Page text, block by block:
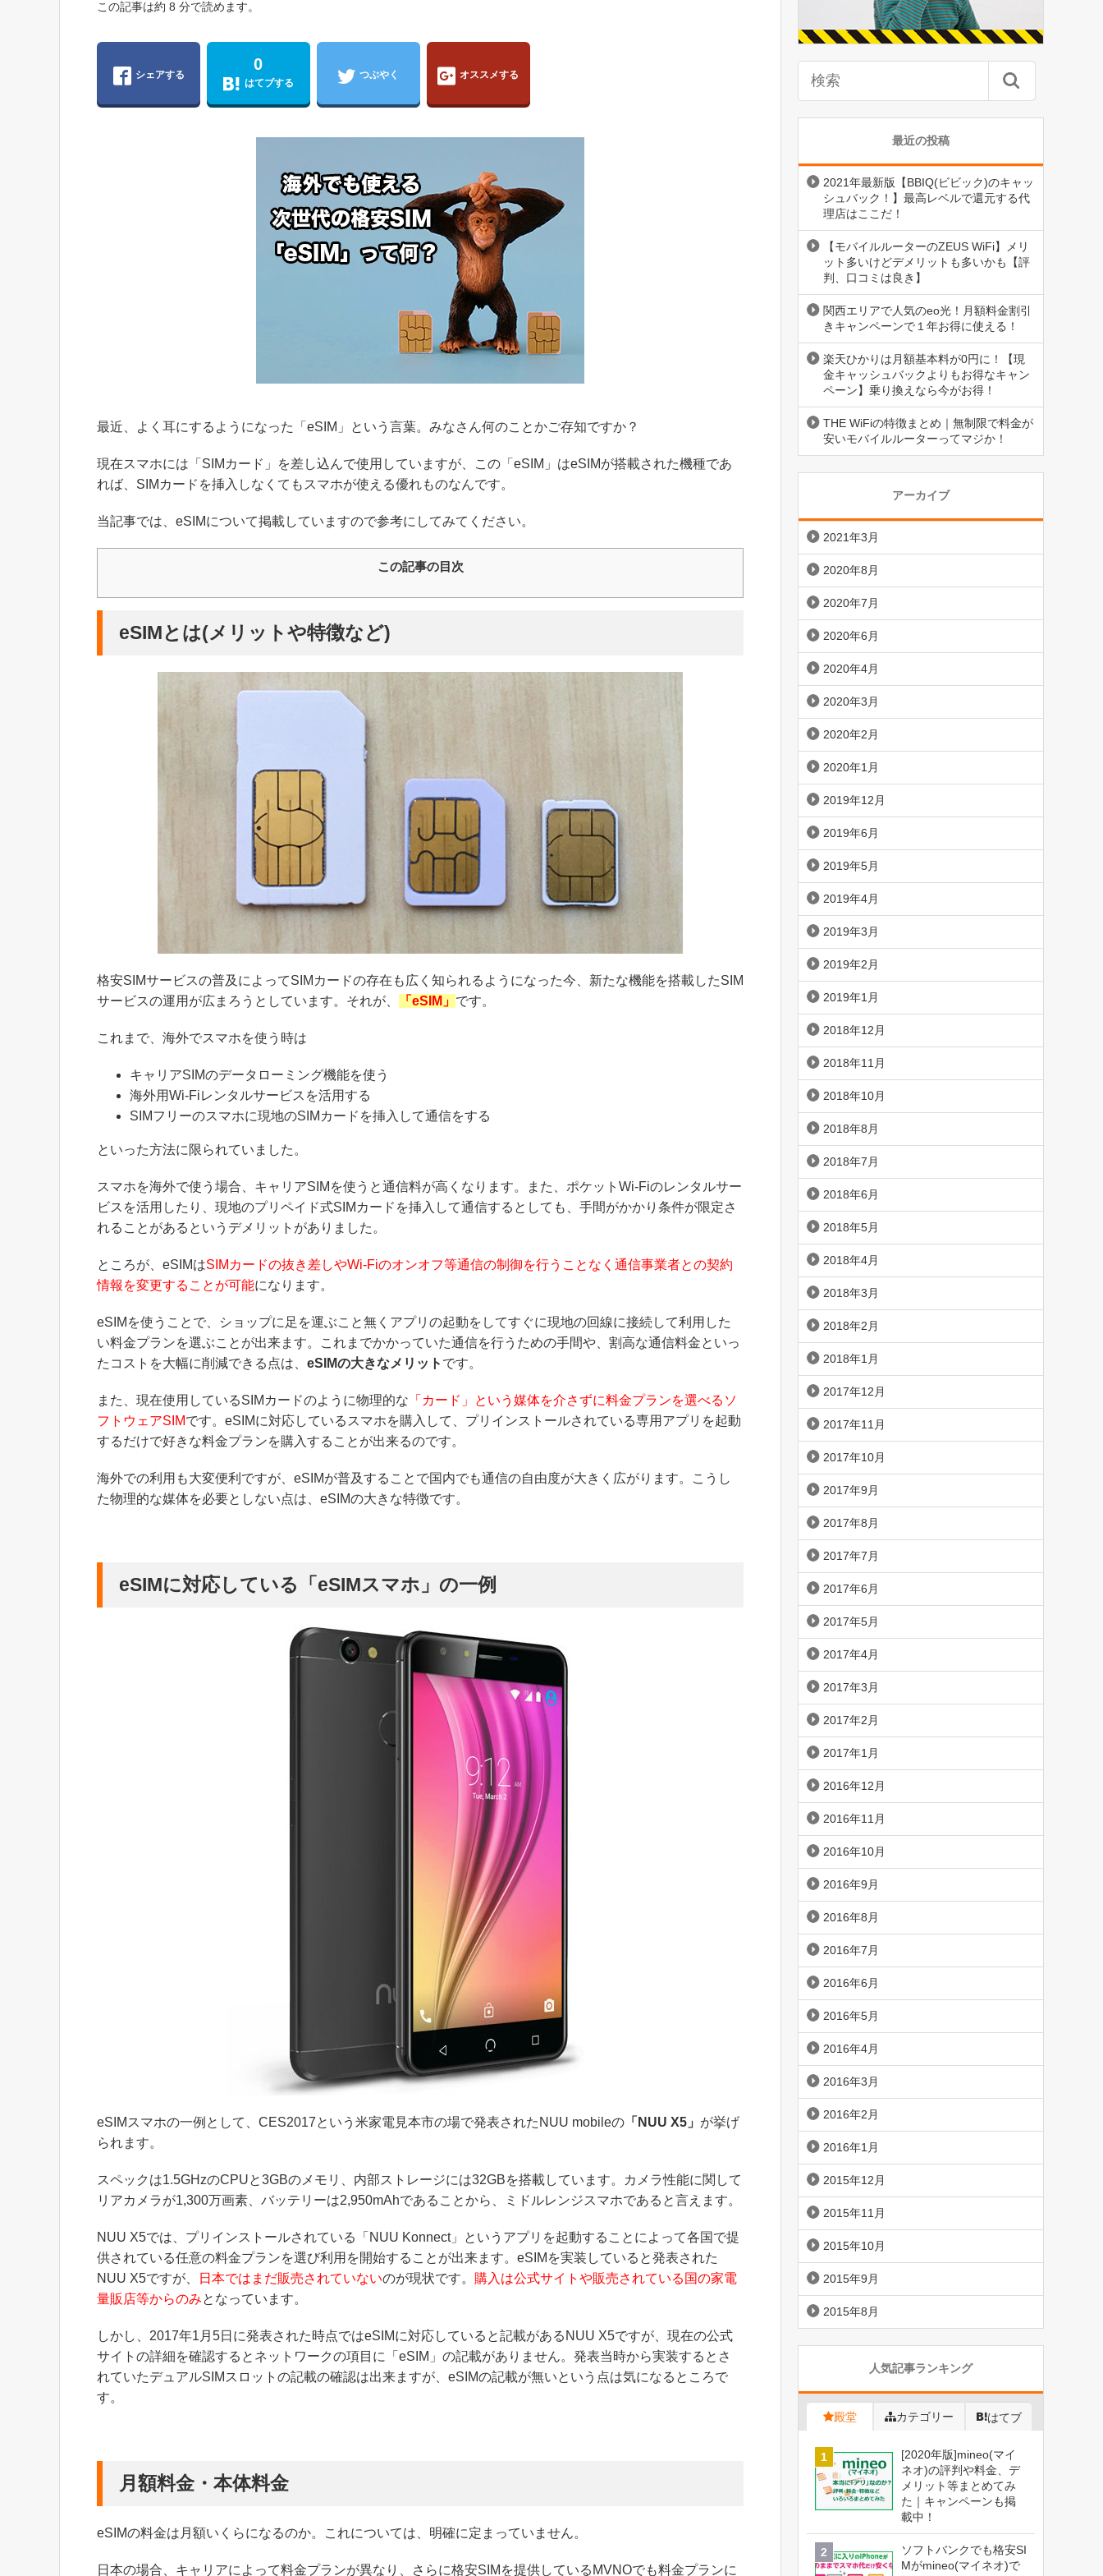
この記事は約 8 分で読めます。
シェアする
0
はてブする
つぶやく オススメする
最近、よく耳にするようになった「eSIM」という言葉。みなさん何のことかご存知ですか？
現在スマホには「SIMカード」を差し込んで使用していますが、この「eSIM」はeSIMが搭載された機種であ
れば、SIMカードを挿入しなくてもスマホが使える優れものなんです。
当記事では、eSIMについて掲載していますので参考にしてみてください。
この記事の目次
eSIMとは(メリットや特徴など)
格安SIMサービスの普及によってSIMカードの存在も広く知られるようになった今、新たな機能を搭載したSIM
サービスの運用が広まろうとしています。それが、
「eSIM」 です。
これまで、海外でスマホを使う時は
キャリアSIMのデータローミング機能を使う
海外用Wi-Fiレンタルサービスを活用する
SIMフリーのスマホに現地のSIMカードを挿入して通信をする
といった方法に限られていました。
スマホを海外で使う場合、キャリアSIMを使うと通信料が高くなります。また、ポケットWi-Fiのレンタルサー
ビスを活用したり、現地のプリペイド式SIMカードを挿入して通信するとしても、手間がかかり条件が限定さ
れることがあるというデメリットがありました。
ところが、eSIMはSIMカードの抜き差しやWi-Fiのオンオフ等通信の制御を行うことなく通信事業者との契約
情報を変更することが可能になります。
eSIMを使うことで、ショップに足を運ぶこと無くアプリの起動をしてすぐに現地の回線に接続して利用した
い料金プランを選ぶことが出来ます。これまでかかっていた通信を行うための手間や、割高な通信料金といっ
たコストを大幅に削減できる点は、 eSIMの大きなメリット です。
また、現在使用しているSIMカードのように物理的な 「カード」という媒体を介さずに料金プランを選べるソ
フトウェアSIMです。eSIMに対応しているスマホを購入して、プリインストールされている専用アプリを起動
するだけで好きな料金プランを購入することが出来るのです。
海外での利用も大変便利ですが、eSIMが普及することで国内でも通信の自由度が大きく広がります。こうし
た物理的な媒体を必要としない点は、eSIMの大きな特徴です。
eSIMに対応している「eSIMスマホ」の一例
eSIMスマホの一例として、CES2017という米家電見本市の場で発表されたNUU mobileの 「NUU X5」 が挙げ
られます。
スペックは1.5GHzのCPUと3GBのメモリ、内部ストレージには32GBを搭載しています。カメラ性能に関して
リアカメラが1,300万画素、バッテリーは2,950mAhであることから、ミドルレンジスマホであると言えます。
NUU X5では、プリインストールされている「NUU Konnect」というアプリを起動することによって各国で提
供されている任意の料金プランを選び利用を開始することが出来ます。eSIMを実装していると発表された
NUU X5ですが、
日本ではまだ販売されていないのが現状です。 購入は公式サイトや販売されている国の家電
量販店等からのみとなっています。
しかし、2017年1月5日に発表された時点ではeSIMに対応していると記載があるNUU X5ですが、現在の公式
サイトの詳細を確認するとネットワークの項目に「eSIM」の記載がありません。発表当時から実装するとさ
れていたデュアルSIMスロットの記載の確認は出来ますが、eSIMの記載が無いという点は気になるところで
す。
月額料金・本体料金
eSIMの料金は月額いくらになるのか。これについては、明確に定まっていません。
日本の場合、キャリアによって料金プランが異なり、さらに格安SIMを提供しているMVNOでも料金プランに
最近の投稿
2021年最新版【BBIQ(ビビック)のキャッ
シュバック！】最高レベルで還元する代
理店はここだ！
【モバイルルーターのZEUS WiFi】メリ
ット多いけどデメリットも多いかも【評
判、口コミは良き】
関西エリアで人気のeo光！月額料金割引
きキャンペーンで１年お得に使える！
楽天ひかりは月額基本料が0円に！【現
金キャッシュバックよりもお得なキャン
ペーン】乗り換えなら今がお得！
THE WiFiの特徴まとめ｜無制限で料金が
安いモバイルルーターってマジか！
アーカイブ
2021年3月
2020年8月
2020年7月
2020年6月
2020年4月
2020年3月
2020年2月
2020年1月
2019年12月
2019年6月
2019年5月
2019年4月
2019年3月
2019年2月
2019年1月
2018年12月
2018年11月
2018年10月
2018年8月
2018年7月
2018年6月
2018年5月
2018年4月
2018年3月
2018年2月
2018年1月
2017年12月
2017年11月
2017年10月
2017年9月
2017年8月
2017年7月
2017年6月
2017年5月
2017年4月
2017年3月
2017年2月
2017年1月
2016年12月
2016年11月
2016年10月
2016年9月
2016年8月
2016年7月
2016年6月
2016年5月
2016年4月
2016年3月
2016年2月
2016年1月
2015年12月
2015年11月
2015年10月
2015年9月
2015年8月
人気記事ランキング
殿堂 カテゴリー はてブ
[2020年版]mineo(マイ
ネオ)の評判や料金、デ
メリット等まとめてみ
た｜キャンペーンも掲
載中！
ソフトバンクでも格安SI
Mがmineo(マイネオ)で